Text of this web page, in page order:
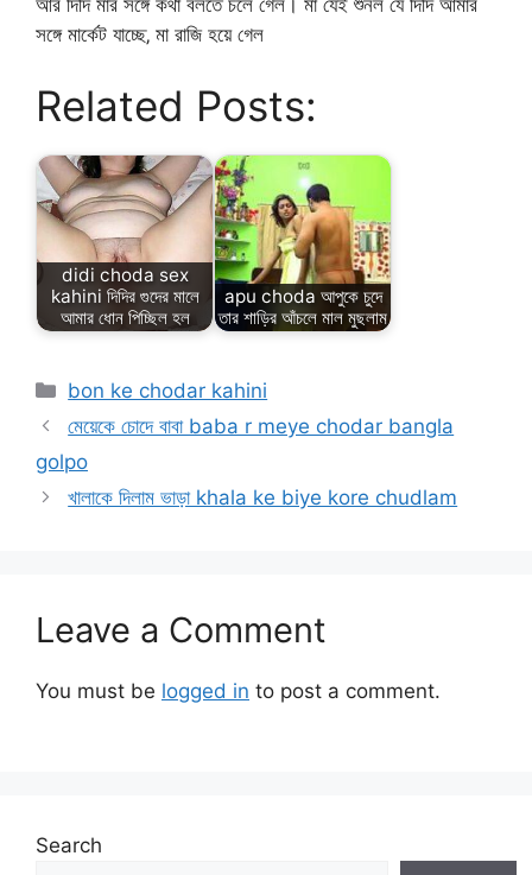
আর দিদি মার সঙ্গে কথা বলতে চলে গেল। মা যেই শুনল যে দিদি আমার
সঙ্গে মার্কেট যাচ্ছে‚ মা রাজি হয়ে গেল
Related Posts:
didi choda sex
kahini দিদির গুদের মালে
আমার ধোন পিচ্ছিল হল
apu choda আপুকে চুদে
তার শাড়ির আঁচলে মাল মুছলাম
Categories
bon ke chodar kahini
মেয়েকে চোদে বাবা baba r meye chodar bangla
golpo
খালাকে দিলাম ভাড়া khala ke biye kore chudlam
Leave a Comment
You must be logged in to post a comment.
Search